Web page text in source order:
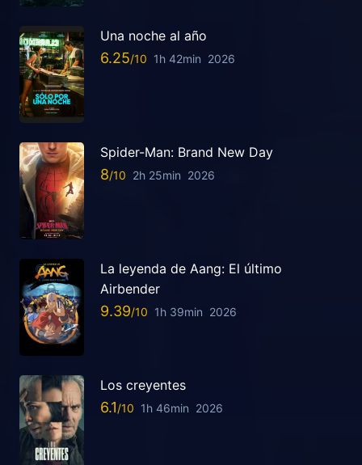
Una noche al año
6.25 1h 42min 2026
Spider-Man: Brand New Day
8 2h 25min 2026
La leyenda de Aang: El último
Airbender
9.39 1h 39min 2026
Los creyentes
6.1 1h 46min 2026